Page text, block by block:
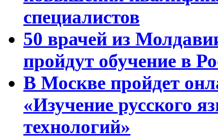
специалистов
50 врачей из
пройдут обучение в
В Москве пройдет
«Изучение русского
технологий»